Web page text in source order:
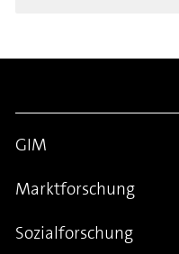
GIM
Marktforschung
Sozialforschung